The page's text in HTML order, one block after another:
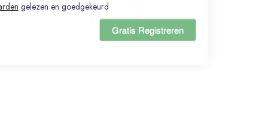
gelezen en goedgekeurd
Gratis Registreren